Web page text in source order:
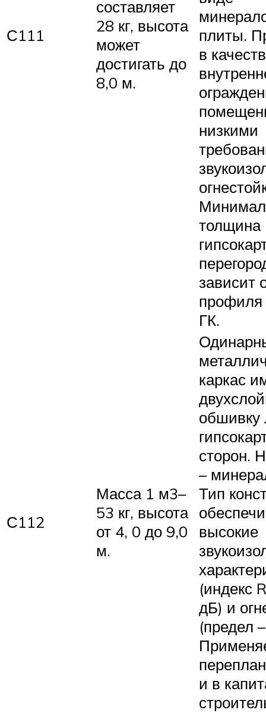
С111
составляет
28 кг, высота
может
достигать до
8,0 м.
плиты.
в
низкими
толщина
зависит
профиля
ГК.
С112
Масса 1 м3–
53 кг, высота
от 4, 0 до 9,0
м.
каркас
обшивку
сторон.
–
Тип
высокие
(индекс
дБ) и
(предел
и в